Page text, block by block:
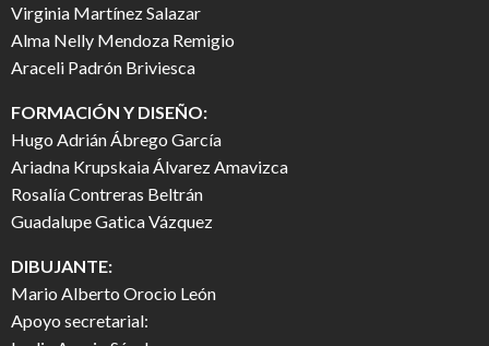
Virginia Martínez Salazar
Alma Nelly Mendoza Remigio
Araceli Padrón Briviesca
FORMACIÓN Y DISEÑO:
Hugo Adrián Ábrego García
Ariadna Krupskaia Álvarez Amavizca
Rosalía Contreras Beltrán
Guadalupe Gatica Vázquez
DIBUJANTE:
Mario Alberto Orocio León
Apoyo secretarial: